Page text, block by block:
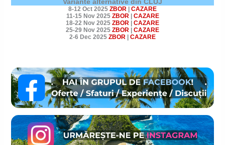
Variante alternative din CLUJ
8-12 Oct 2025 ZBOR
CAZARE
11-15 Nov 2025 ZBOR| CAZARE
18-22 Nov 2025 ZBOR
CAZARE
25-29 Nov 2025 ZBOR
CAZARE
2-6 Dec 2025 ZBOR CAZARE